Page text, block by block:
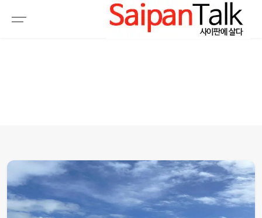
여행정보
생활정보